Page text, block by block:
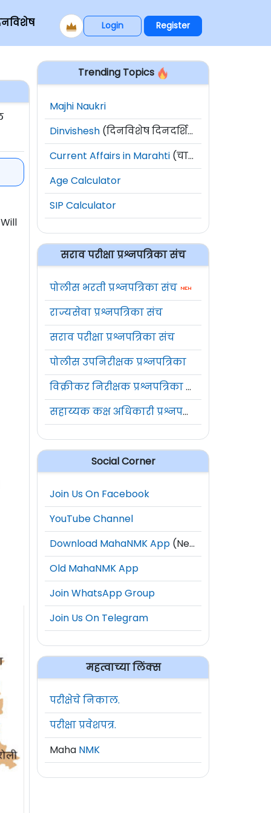
Login Register
Trending Topics
Majhi Naukri
Dinvishesh (दिनविशेष दिनदर्शिका)
Current Affairs in Marahti (चालू घडामोडी)
Age Calculator
SIP Calculator
सराव परीक्षा प्रश्नपत्रिका संच
पोलीस भरती प्रश्नपत्रिका संच
राज्यसेवा प्रश्नपत्रिका संच
सराव परीक्षा प्रश्नपत्रिका संच
पोलीस उपनिरीक्षक प्रश्नपत्रिका
विक्रीकर निरीक्षक प्रश्नपत्रिका संच
सहाय्यक कक्ष अधिकारी प्रश्नपत्रिका संच
Social Corner
Join Us On Facebook
YouTube Channel
Download MahaNMK App (New)
Old MahaNMK App
Join WhatsApp Group
Join Us On Telegram
महत्वाच्या लिंक्स
परीक्षेचे निकाल.
परीक्षा प्रवेशपत्र.
Maha NMK